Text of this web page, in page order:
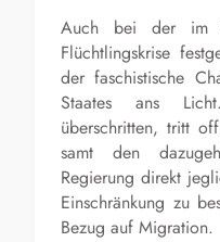
Auch bei der im
Flüchtlingskrise
der faschistische
Staates ans
überschritten, tritt
samt den
Regierung direkt
Einschränkung zu
Bezug auf Migration.